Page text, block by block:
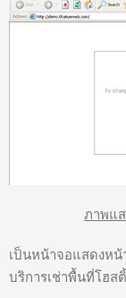
ภาพแ
เป็นหน้าจอแสดงหน้
บริการเช่าพื้นที่โฮส